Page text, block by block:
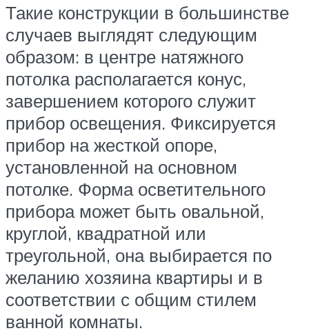
Такие конструкции в большинстве
случаев выглядят следующим
образом: в центре натяжного
потолка располагается конус,
завершением которого служит
прибор освещения. Фиксируется
прибор на жесткой опоре,
установленной на основном
потолке. Форма осветительного
прибора может быть овальной,
круглой, квадратной или
треугольной, она выбирается по
желанию хозяина квартиры и в
соответствии с общим стилем
ванной комнаты.